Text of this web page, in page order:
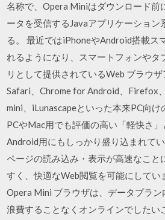
名称で、Opera Miniはダウンロード前
ータを受信するJavaアプリケーション
る。 最近ではiPhoneやAndroid搭載ス
れるようになり、スマートフォンやタ
リとして提供されているWeb ブラウ
Safari、Chrome for Android、Firefox
mini、iLunascapeといった本来PC向
PCやMac用でも評価の高い「軽快さ」
Android用にもしっかり盛り込まれて
ページの読み込み・表示が高速なこと
すく、快適なWeb閲覧を可能にしてい
Opera Mini ブラウザは、データプラ
浪費することなくオンラインでしたい